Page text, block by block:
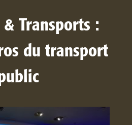
Transports :
du transport